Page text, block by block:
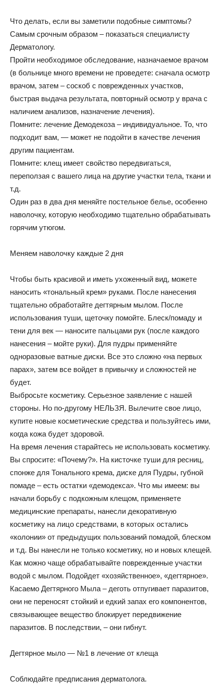
Что делать, если вы заметили подобные симптомы?
Самым срочным образом – показаться специалисту
Дерматологу.
Пройти необходимое обследование, назначаемое врачом
(в больнице много времени не проведете: сначала осмотр
врачом, затем – соскоб с поврежденных участков,
быстрая выдача результата, повторный осмотр у врача с
наличием анализов, назначение лечения).
Помните: лечение Демодекоза – индивидуальное. То, что
подходит вам, — может не подойти в качестве лечения
другим пациентам.
Помните: клещ имеет свойство передвигаться,
переползая с вашего лица на другие участки тела, ткани и
т.д.
Один раз в два дня меняйте постельное белье, особенно
наволочку, которую необходимо тщательно обрабатывать
горячим утюгом.
Меняем наволочку каждые 2 дня
Чтобы быть красивой и иметь ухоженный вид, можете
наносить «тональный крем» руками. После нанесения
тщательно обработайте дегтярным мылом. После
использования туши, щеточку помойте. Блеск/помаду и
тени для век — наносите пальцами рук (после каждого
нанесения – мойте руки). Для пудры применяйте
одноразовые ватные диски. Все это сложно «на первых
парах», затем все войдет в привычку и сложностей не
будет.
Выбросьте косметику. Серьезное заявление с нашей
стороны. Но по-другому НЕЛЬЗЯ. Вылечите свое лицо,
купите новые косметические средства и пользуйтесь ими,
когда кожа будет здоровой.
На время лечения старайтесь не использовать косметику.
Вы спросите: «Почему?». На кисточке туши для ресниц,
спонже для Тонального крема, диске для Пудры, губной
помаде – есть остатки «демодекса». Что мы имеем: вы
начали борьбу с подкожным клещом, применяете
медицинские препараты, нанесли декоративную
косметику на лицо средствами, в которых остались
«колонии» от предыдущих пользований помадой, блеском
и т.д. Вы нанесли не только косметику, но и новых клещей.
Как можно чаще обрабатывайте поврежденные участки
водой с мылом. Подойдет «хозяйственное», «дегтярное».
Касаемо Дегтярного Мыла – деготь отпугивает паразитов,
они не переносят стойкий и едкий запах его компонентов,
связывающее вещество блокирует передвижение
паразитов. В последствии, – они гибнут.
Дегтярное мыло — №1 в лечение от клеща
Соблюдайте предписания дерматолога.